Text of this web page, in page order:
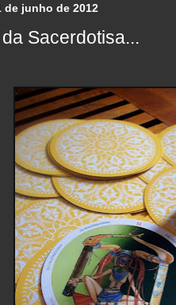
de junho de 2012
Sacerdotisa...